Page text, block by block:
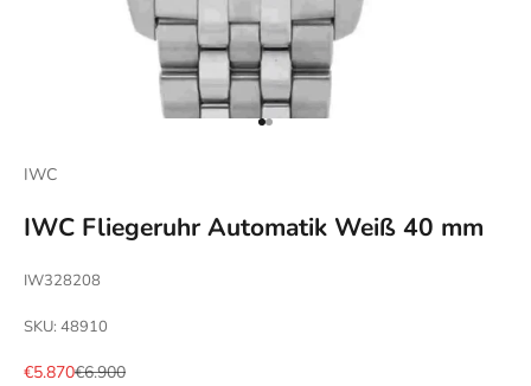
Gehe zu Element 1
Gehe zu Element 2
IWC
IWC Fliegeruhr Automatik Weiß 40 mm
IW328208
SKU: 48910
Angebot
€5.870Regulärer Preis
€6.900